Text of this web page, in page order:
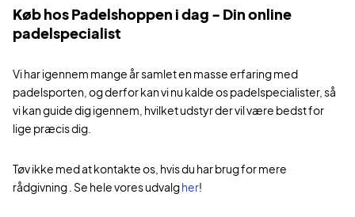
Køb hos Padelshoppen i dag - Din online
padelspecialist
Vi har igennem mange år samlet en masse erfaring med
padelsporten, og derfor kan vi nu kalde os padelspecialister, så
vi kan guide dig igennem, hvilket udstyr der vil være bedst for
lige præcis dig.
Tøv ikke med at kontakte os, hvis du har brug for mere
rådgivning . Se hele vores udvalgher!